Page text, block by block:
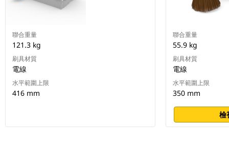
聯合重量
121.3 kg
刷具材質
電線
水平範圍上限
416 mm
聯合重量
55.9 kg
刷具材質
電線
水平範圍上限
350 mm
檢